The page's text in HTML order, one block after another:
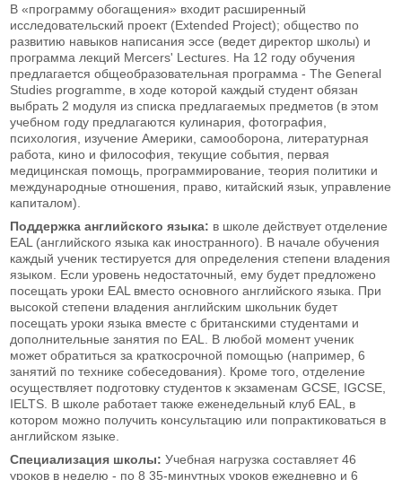
В «программу обогащения» входит расширенный
исследовательский проект (Extended Project); общество по
развитию навыков написания эссе (ведет директор школы) и
программа лекций Mercers' Lectures. На 12 году обучения
предлагается общеобразовательная программа - The General
Studies programme, в ходе которой каждый студент обязан
выбрать 2 модуля из списка предлагаемых предметов (в этом
учебном году предлагаются кулинария, фотография,
психология, изучение Америки, самооборона, литературная
работа, кино и философия, текущие события, первая
медицинская помощь, программирование, теория политики и
международные отношения, право, китайский язык, управление
капиталом).
Поддержка английского языка: в школе действует отделение
EAL (английского языка как иностранного). В начале обучения
каждый ученик тестируется для определения степени владения
языком. Если уровень недостаточный, ему будет предложено
посещать уроки EAL вместо основного английского языка. При
высокой степени владения английским школьник будет
посещать уроки языка вместе с британскими студентами и
дополнительные занятия по EAL. В любой момент ученик
может обратиться за краткосрочной помощью (например, 6
занятий по технике собеседования). Кроме того, отделение
осуществляет подготовку студентов к экзаменам GCSE, IGCSE,
IELTS. В школе работает также еженедельный клуб EAL, в
котором можно получить консультацию или попрактиковаться в
английском языке.
Специализация школы: Учебная нагрузка составляет 46
уроков в неделю - по 8 35-минутных уроков ежедневно и 6